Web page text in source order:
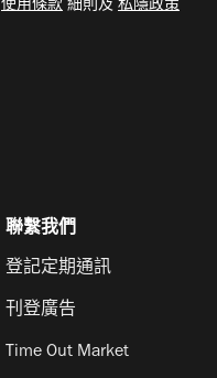
使用條款 細則及 私隱政策
聯繫我們
登記定期通訊
刊登廣告
Time Out Market